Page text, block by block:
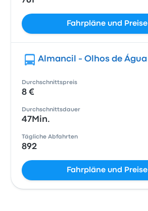
Fahrpläne und Preise
Almancil - Olhos de Água
Durchschnittspreis
8 €
Durchschnittsdauer
47Min.
Tägliche Abfahrten
892
Fahrpläne und Preise